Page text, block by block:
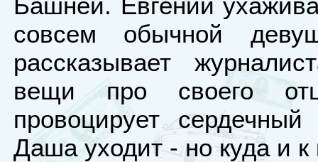
совсем обычной
рассказывает
вещи про своего
провоцирует
Даша уходит - но куда и к